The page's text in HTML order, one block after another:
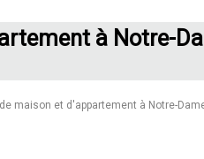
à Notre-
maison et d'appartement à Notre-